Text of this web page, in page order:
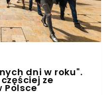
dni w roku".
ze
Polsce